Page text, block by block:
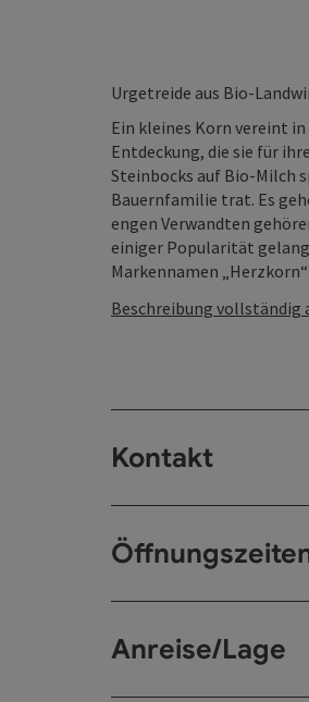
Urgetreide aus Bio-
Ein kleines Korn vereint
Entdeckung, die sie für
Steinbocks auf Bio-Milch
Bauernfamilie trat. Es
engen Verwandten
einiger Popularität
Markennamen
Beschreibung vollständig
Kontakt
Anreise/Lage